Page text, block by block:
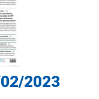
2023